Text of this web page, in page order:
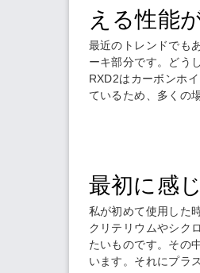
える性能
最近のトレンドでも
ーキ部分です。どう
RXD2はカーボンホ
ているため、多くの
最初に感
私が初めて使用した
クリテリウムやシク
たいものです。その
います。それにプラ